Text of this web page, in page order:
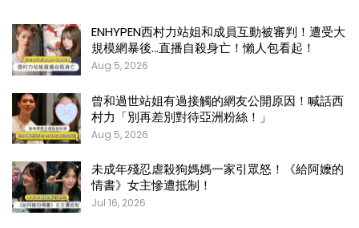
ENHYPEN西村力站姐和成員互動被審判！遭受大
規模網暴後…直播自殺身亡！懶人包看起！
Aug 5, 2026
曾和過世站姐有過接觸的網友公開原因！喊話西
村力「別再差別對待亞洲粉絲！」
Aug 5, 2026
未成年殘忍虐殺狗媽媽一家引眾怒！《給阿嬤的
情書》女主慘遭抵制！
Jul 16, 2026